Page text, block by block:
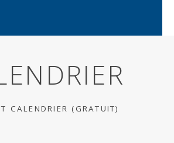
CALENDRIER (GRATUIT)